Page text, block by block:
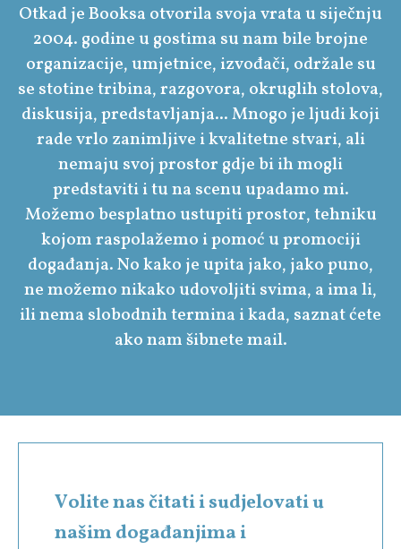
Otkad je Booksa otvorila svoja vrata u siječnju
2004. godine u gostima su nam bile brojne
organizacije, umjetnice, izvođači, održale su
se stotine tribina, razgovora, okruglih stolova,
diskusija, predstavljanja... Mnogo je ljudi koji
rade vrlo zanimljive i kvalitetne stvari, ali
nemaju svoj prostor gdje bi ih mogli
predstaviti i tu na scenu upadamo mi.
Možemo besplatno ustupiti prostor, tehniku
kojom raspolažemo i pomoć u promociji
događanja. No kako je upita jako, jako puno,
ne možemo nikako udovoljiti svima, a ima li,
ili nema slobodnih termina i kada, saznat ćete
ako nam šibnete mail.
Volite nas čitati i sudjelovati u
našim događanjima i